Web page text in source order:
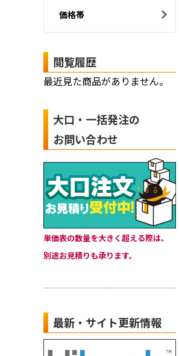
価格帯
閲覧履歴
最近見た商品がありません。
大口・一括発注の
お問い合わせ
単価表の数量を大きく超える際は、
別途お見積りも承ります。
最新・サイト更新情報